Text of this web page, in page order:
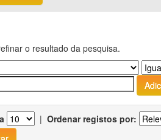
o resultado da pesquisa.
| Ordenar registos por: